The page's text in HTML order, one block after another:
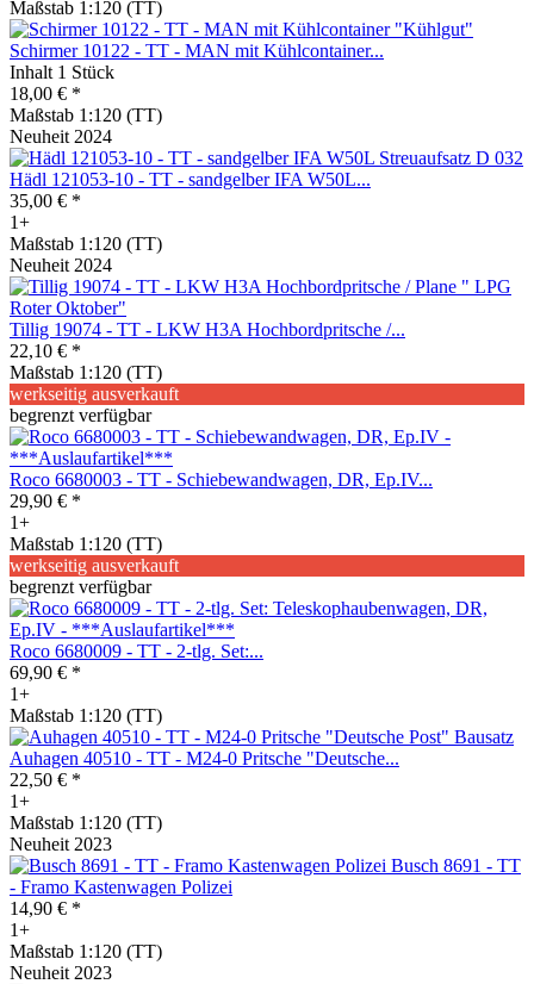
Maßstab 1:120 (TT)
Schirmer 10122 - TT - MAN mit Kühlcontainer...
Inhalt 1 Stück
18,00 € *
Maßstab 1:120 (TT)
Neuheit 2024
Hädl 121053-10 - TT - sandgelber IFA W50L...
35,00 € *
1+
Maßstab 1:120 (TT)
Neuheit 2024
Tillig 19074 - TT - LKW H3A Hochbordpritsche /...
22,10 € *
Maßstab 1:120 (TT)
werkseitig ausverkauft
begrenzt verfügbar
Roco 6680003 - TT - Schiebewandwagen, DR, Ep.IV...
29,90 € *
1+
Maßstab 1:120 (TT)
werkseitig ausverkauft
begrenzt verfügbar
Roco 6680009 - TT - 2-tlg. Set:...
69,90 € *
1+
Maßstab 1:120 (TT)
Auhagen 40510 - TT - M24-0 Pritsche "Deutsche...
22,50 € *
1+
Maßstab 1:120 (TT)
Neuheit 2023
Busch 8691 - TT
- Framo Kastenwagen Polizei
14,90 € *
1+
Maßstab 1:120 (TT)
Neuheit 2023